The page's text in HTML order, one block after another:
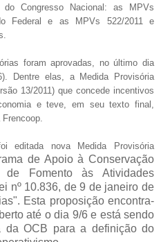
Congresso Nacional: as MPVs
Federal e as MPVs 522/2011 e
foram aprovadas, no último dia
Dentre elas, a Medida Provisória
13/2011) que concede incentivos
e teve, em seu texto final,
editada nova Medida Provisória
de Apoio à Conservação
Fomento às Atividades
nº 10.836, de 9 de janeiro de
Esta proposição encontra-
até o dia 9/6 e está sendo
da OCB para a definição do